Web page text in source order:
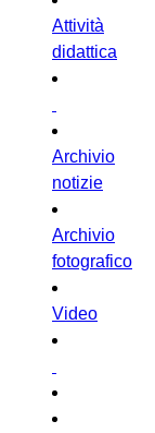
Attività
didattica
Archivio
notizie
Archivio
fotografico
Video